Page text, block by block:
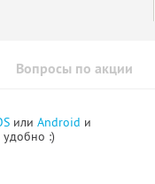
Вопросы по акции
или Android и
удобно :)